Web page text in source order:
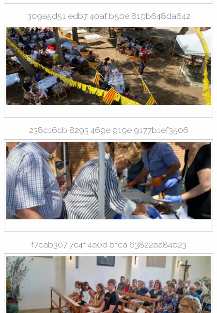
309a5d51 edb7 40af b50e 819b648da642
238c16cb 8293 469e 919e 9177b1ef3506
f7cab307 7c4f 4a0d bfca 63822aa84b23